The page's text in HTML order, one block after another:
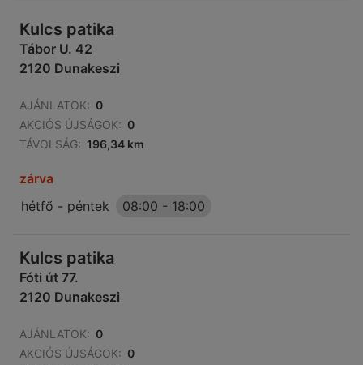
Kulcs patika
Tábor U. 42
2120 Dunakeszi
AJÁNLATOK: 0
AKCIÓS ÚJSÁGOK: 0
TÁVOLSÁG: 196,34 km
zárva
hétfő - péntek
08:00 - 18:00
Kulcs patika
Fóti út 77.
2120 Dunakeszi
AJÁNLATOK: 0
AKCIÓS ÚJSÁGOK: 0